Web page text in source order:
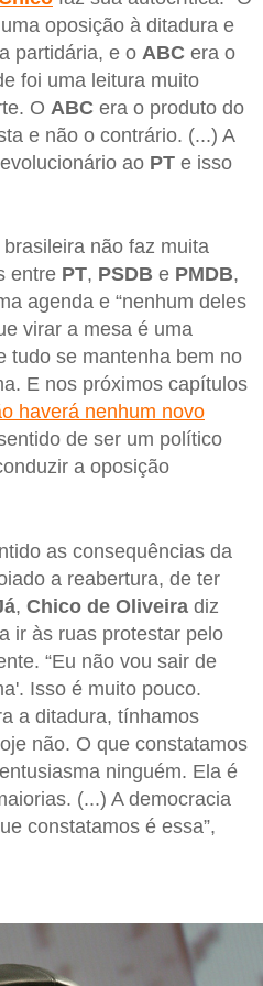
oposição à ditadura e
partidária, e o ABC era o
foi uma leitura muito
O ABC era o produto do
e não o contrário. (...) A
ao PT e isso
não faz muita
entre PT, PSDB e PMDB,
agenda e “nenhum deles
virar a mesa é uma
tudo se mantenha bem no
E nos próximos capítulos
haverá nenhum novo
de ser um político
a oposição
as consequências da
a reabertura, de ter
, Chico de Oliveira diz
ir às ruas protestar pelo
“Eu não vou sair de
Isso é muito pouco.
a ditadura, tínhamos
não. O que constatamos
ninguém. Ela é
(...) A democracia
constatamos é essa”,